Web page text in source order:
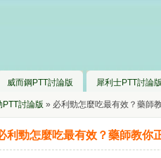
威而鋼PTT討論版 犀利士PTT討論
PTT討論版 » 必利勁怎麼吃最有效？藥師
利勁怎麼吃最有效？藥師教你